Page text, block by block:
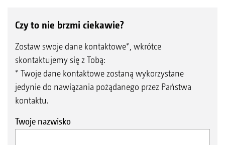
Czy to nie brzmi ciekawie?
Zostaw swoje dane kontaktowe*, wkrótce
skontaktujemy się z Tobą:
* Twoje dane kontaktowe zostaną wykorzystane
jedynie do nawiązania pożądanego przez Państwa
kontaktu.
Twoje nazwisko